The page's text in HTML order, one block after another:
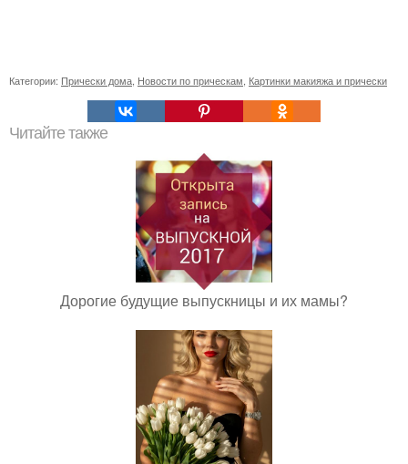
Категории: Прически дома Новости по прическам Картинки макияжа и прически
Читайте также
Дорогие будущие выпускницы и их мамы?